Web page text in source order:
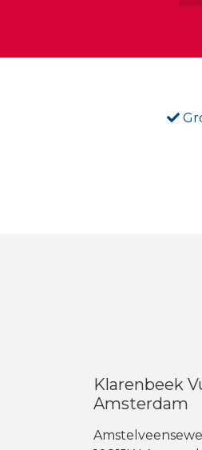
Klarenbeek
Amsterdam